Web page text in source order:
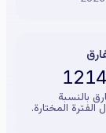
بالنسبة
الفترة المختارة.